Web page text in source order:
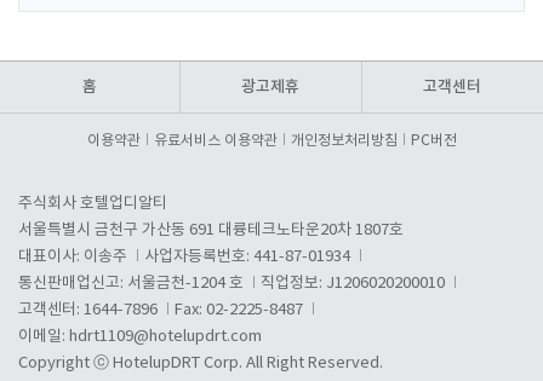
홈 광고제휴 고객센터
이용약관 유료서비스 이용약관 개인정보처리방침 PC버전
주식회사 호텔업디알티
서울특별시 금천구 가산동 691 대륭테크노타운20차 1807호
대표이사: 이송주
사업자등록번호: 441-87-01934
통신판매업신고: 서울금천-1204 호
직업정보: J1206020200010
고객센터: 1644-7896
Fax: 02-2225-8487
이메일: hdrt1109@hotelupdrt.com
Copyright ⓒ HotelupDRT Corp. All Right Reserved.